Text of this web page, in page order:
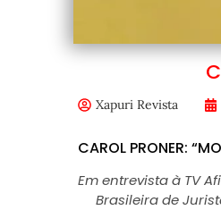
Xapuri Revista
CAROL PRONER:
Em entrevista à TV
Brasileira de